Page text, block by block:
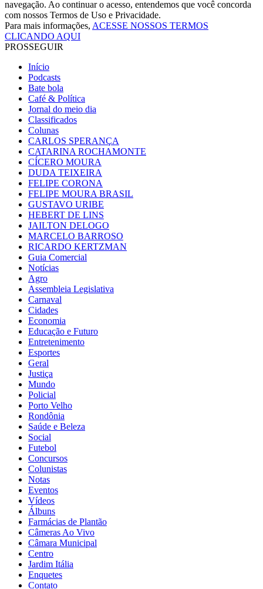
navegação. Ao continuar o acesso, entendemos que você concorda
com nossos Termos de Uso e Privacidade.
Para mais informações, ACESSE NOSSOS TERMOS
CLICANDO AQUI
PROSSEGUIR
Início
Podcasts
Bate bola
Café & Política
Jornal do meio dia
Classificados
Colunas
CARLOS SPERANÇA
CATARINA ROCHAMONTE
CÍCERO MOURA
DUDA TEIXEIRA
FELIPE CORONA
FELIPE MOURA BRASIL
GUSTAVO URIBE
HEBERT DE LINS
JAILTON DELOGO
MARCELO BARROSO
RICARDO KERTZMAN
Guia Comercial
Notícias
Agro
Assembleia Legislativa
Carnaval
Cidades
Economia
Educação e Futuro
Entretenimento
Esportes
Geral
Justiça
Mundo
Policial
Porto Velho
Rondônia
Saúde e Beleza
Social
Futebol
Concursos
Colunistas
Notas
Eventos
Vídeos
Álbuns
Farmácias de Plantão
Câmeras Ao Vivo
Câmara Municipal
Centro
Jardim Itália
Enquetes
Contato